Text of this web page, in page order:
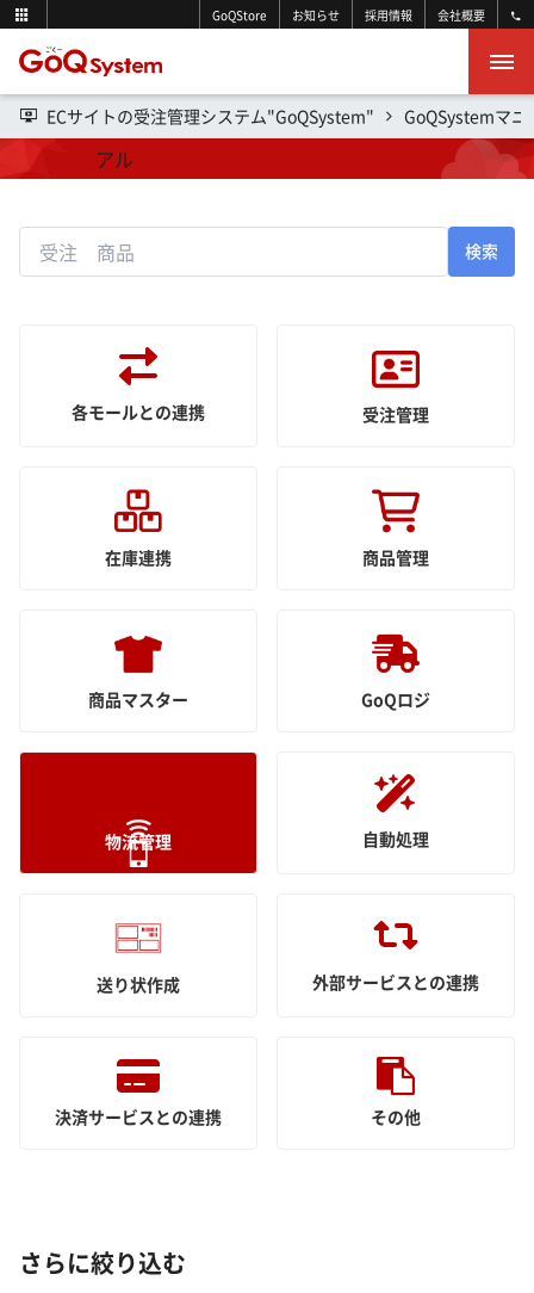
GoQStore お知らせ 採用情報 会社概要
ECサイトの受注管理システム"GoQSystem" GoQSystemマニ
操作マニュアル
検索
各モールとの連携 受注管理
在庫連携 商品管理
商品マスター GoQロジ
物流管理 自動処理
送り状作成 外部サービスとの連携
決済サービスとの連携 その他
さらに絞り込む